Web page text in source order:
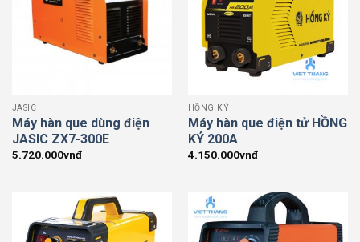
JASIC
Máy hàn que dùng điện
JASIC ZX7-300E
5.720.000vnđ
HỒNG KÝ
Máy hàn que điện tử HỒNG
KÝ 200A
4.150.000vnđ